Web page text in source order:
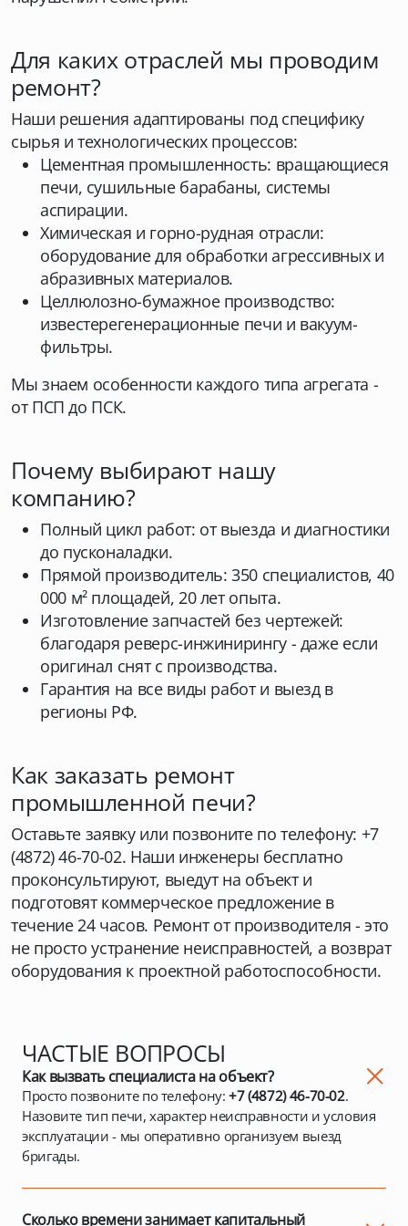
Для каких отраслей мы проводим
ремонт?
Наши решения адаптированы под специфику
сырья и технологических процессов:
Цементная промышленность: вращающиеся
печи, сушильные барабаны, системы
аспирации.
Химическая и горно-рудная отрасли:
оборудование для обработки агрессивных и
абразивных материалов.
Целлюлозно-бумажное производство:
известерегенерационные печи и вакуум-
фильтры.
Мы знаем особенности каждого типа агрегата -
от ПСП до ПСК.
Почему выбирают нашу
компанию?
Полный цикл работ: от выезда и диагностики
до пусконаладки.
Прямой производитель: 350 специалистов, 40
000 м² площадей, 20 лет опыта.
Изготовление запчастей без чертежей:
благодаря реверс-инжинирингу - даже если
оригинал снят с производства.
Гарантия на все виды работ и выезд в
регионы РФ.
Как заказать ремонт
промышленной печи?
Оставьте заявку или позвоните по телефону: +7
(4872) 46-70-02. Наши инженеры бесплатно
проконсультируют, выедут на объект и
подготовят коммерческое предложение в
течение 24 часов. Ремонт от производителя - это
не просто устранение неисправностей, а возврат
оборудования к проектной работоспособности.
ЧАСТЫЕ ВОПРОСЫ
Как вызвать специалиста на объект?
Просто позвоните по телефону: +7 (4872) 46-70-02.
Назовите тип печи, характер неисправности и условия
эксплуатации - мы оперативно организуем выезд
бригады.
Сколько времени занимает капитальный